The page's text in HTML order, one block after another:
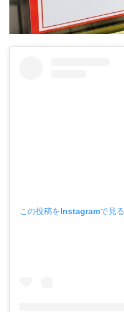
この投稿をInstagramで見る